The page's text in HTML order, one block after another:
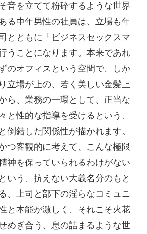
音を立てて粉砕するような世界
る中年男性の社員は、立場も年
とともに「ビジネスセックスマ
うことになります。本来であれ
のオフィスという空間で、しか
立場が上の、若く美しい金髪上
ら、業務の一環として、正当な
と性的な指導を受けるという、
倒錯した関係性が描かれます。
つ客観的に考えて、こんな極限
神を保っていられるわけがない
いう、抗えない大義名分のもと
、上司と部下の淫らなコミュニ
と本能が激しく、それこそ火花
めぎ合う、息の詰まるような世